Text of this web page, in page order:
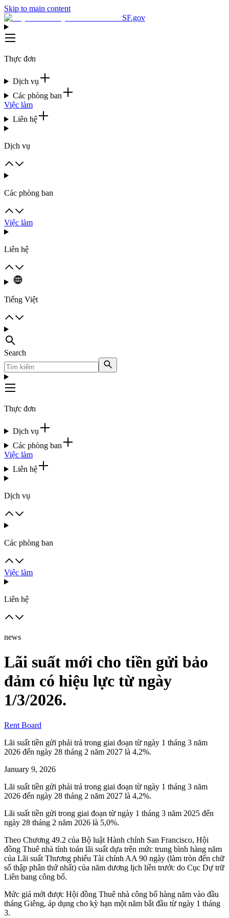
Skip to main content
SF.gov
Thực đơn
Dịch vụ
Các phòng ban
Việc làm
Liên hệ
Dịch vụ
Các phòng ban
Việc làm
Liên hệ
Tiếng Việt
Search
Thực đơn
Dịch vụ
Các phòng ban
Việc làm
Liên hệ
Dịch vụ
Các phòng ban
Việc làm
Liên hệ
news
Lãi suất mới cho tiền gửi bảo
đảm có hiệu lực từ ngày
1/3/2026.
Rent Board
Lãi suất tiền gửi phải trả trong giai đoạn từ ngày 1 tháng 3 năm
2026 đến ngày 28 tháng 2 năm 2027 là 4,2%.
January 9, 2026
Lãi suất tiền gửi phải trả trong giai đoạn từ ngày 1 tháng 3 năm
2026 đến ngày 28 tháng 2 năm 2027 là 4,2%.
Lãi suất tiền gửi trong giai đoạn từ ngày 1 tháng 3 năm 2025 đến
ngày 28 tháng 2 năm 2026 là 5,0%.
Theo Chương 49.2 của Bộ luật Hành chính San Francisco, Hội
đồng Thuê nhà tính toán lãi suất dựa trên mức trung bình hàng năm
của Lãi suất Thương phiếu Tài chính AA 90 ngày (làm tròn đến chữ
số thập phân thứ nhất) của năm dương lịch liền trước do Cục Dự trữ
Liên bang công bố.
Mức giá mới được Hội đồng Thuê nhà công bố hàng năm vào đầu
tháng Giêng, áp dụng cho kỳ hạn một năm bắt đầu từ ngày 1 tháng
3.